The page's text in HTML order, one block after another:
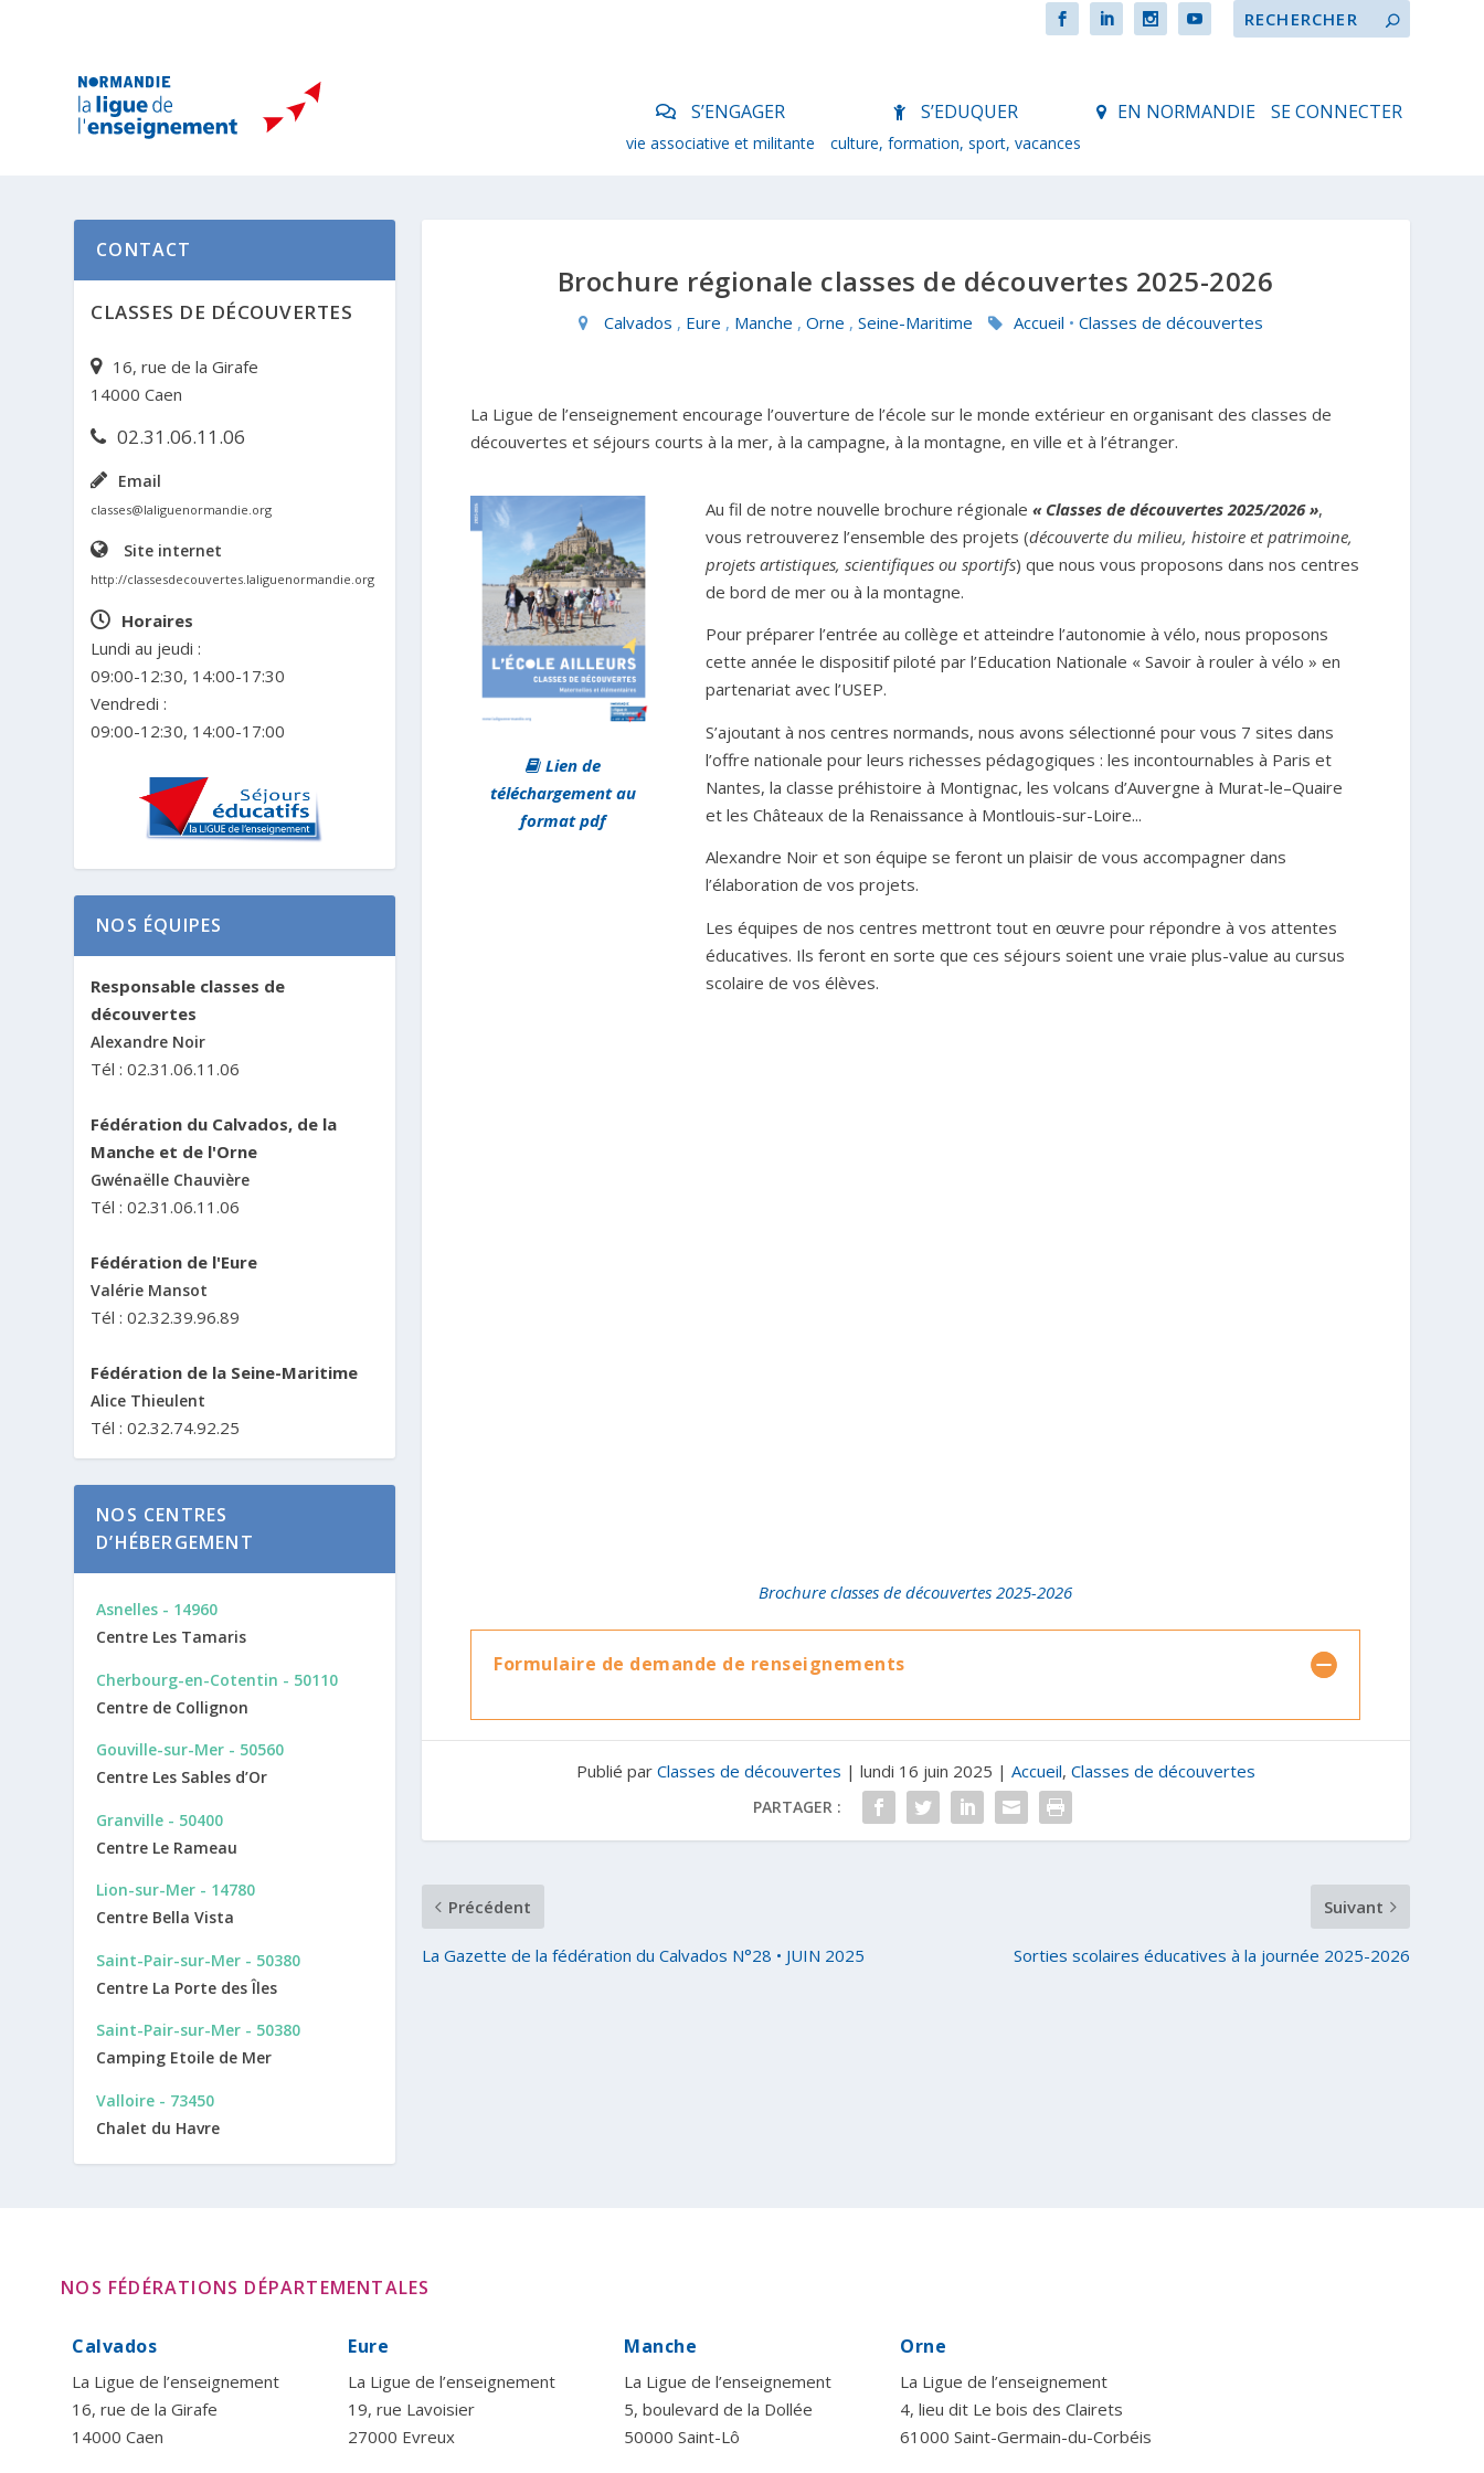
S’ENGAGER
vie associative et militante
S’EDUQUER
culture, formation, sport, vacances
EN NORMANDIE SE CONNECTER
Brochure régionale classes de découvertes 2025-2026
Calvados , Eure , Manche ,Orne ,Seine-Maritime Accueil •Classes de découvertes
La Ligue de l’enseignement encourage l’ouverture de l’école sur le monde extérieur en organisant des classes de
découvertes et séjours courts à la mer, à la campagne, à la montagne, en ville et à l’étranger.
Lien de
téléchargement au
format pdf
Au fil de notre nouvelle brochure régionale « Classes de découvertes 2025/2026 »,
vous retrouverez l’ensemble des projets (découverte du milieu, histoire et patrimoine,
projets artistiques, scientifiques ou sportifs) que nous vous proposons dans nos centres
de bord de mer ou à la montagne.
Pour préparerl’entrée au collège et atteindre l’autonomie à vélo, nous proposons
cette année le dispositif piloté par l’Education Nationale « Savoir à rouler à vélo » en
partenariat avec l’USEP.
S’ajoutant à nos centres normands, nous avons sélectionné pour vous 7 sites dans
l’offre nationale pour leurs richesses pédagogiques : les incontournables à Paris et
Nantes, la classe préhistoire à Montignac, les volcans d’Auvergne à Murat-le–Quaire
et les Châteaux de la Renaissance à Montlouis-sur-Loire...
Alexandre Noir et son équipe se feront un plaisir de vous accompagner dans
l’élaboration de vos projets.
Les équipes de nos centres mettront tout en œuvre pour répondre à vos attentes
éducatives. Ils feront en sorte que ces séjours soient une vraie plus-value au cursus
scolaire de vos élèves.
Brochure classes de découvertes 2025-2026
Formulaire de demande de renseignements
Publié par Classes de découvertes | lundi 16 juin 2025 | Accueil, Classes de découvertes
PARTAGER :
Précédent
La Gazette de la fédération du Calvados N°28 • JUIN 2025
Suivant
Sorties scolaires éducatives à la journée 2025-2026
CONTACT
CLASSES DE DÉCOUVERTES
16, rue de la Girafe
14000 Caen
02.31.06.11.06
Email
classes@laliguenormandie.org
Site internet
http://classesdecouvertes.laliguenormandie.org
Horaires
Lundi au jeudi :
09:00-12:30, 14:00-17:30
Vendredi :
09:00-12:30, 14:00-17:00
NOS ÉQUIPES
Responsable classes de
découvertes
Alexandre Noir
Tél : 02.31.06.11.06
Fédération du Calvados, de la
Manche et de l'Orne
Gwénaëlle Chauvière
Tél : 02.31.06.11.06
Fédération de l'Eure
Valérie Mansot
Tél : 02.32.39.96.89
Fédération de la Seine-Maritime
Alice Thieulent
Tél : 02.32.74.92.25
NOS CENTRES
D’HÉBERGEMENT
Asnelles - 14960
Centre Les Tamaris
Cherbourg-en-Cotentin - 50110
Centre de Collignon
Gouville-sur-Mer - 50560
Centre Les Sables d’Or
Granville - 50400
Centre Le Rameau
Lion-sur-Mer - 14780
Centre Bella Vista
Saint-Pair-sur-Mer - 50380
Centre La Porte des Îles
Saint-Pair-sur-Mer - 50380
Camping Etoile de Mer
Valloire - 73450
Chalet du Havre
NOS FÉDÉRATIONS DÉPARTEMENTALES
Calvados
La Ligue de l’enseignement
16, rue de la Girafe
14000 Caen
Eure
La Ligue de l’enseignement
19, rue Lavoisier
27000 Evreux
Manche
La Ligue de l’enseignement
5, boulevard de la Dollée
50000 Saint-Lô
Orne
La Ligue de l’enseignement
4, lieu dit Le bois des Clairets
61000 Saint-Germain-du-Corbéis